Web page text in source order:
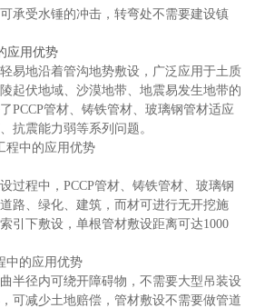
承受水锤的冲击，转弯处不需要建设镇
应用优势
易地沿着管沟地势敷设，广泛应用于土质
起伏地域、沙漠地带、地震易发生地带的
PCCP管材、铸铁管材、玻璃钢管材适应
抗震能力弱等系列问题。
程中的应用优势
过程中，PCCP管材、铸铁管材、玻璃钢
路、绿化、建筑，而材可进行无开挖施
引下敷设，单根管材敷设距离可达1000
中的应用优势
半径内可绕开障碍物，不需要大型吊装设
可减少土地赔偿，管材敷设不需要做管道